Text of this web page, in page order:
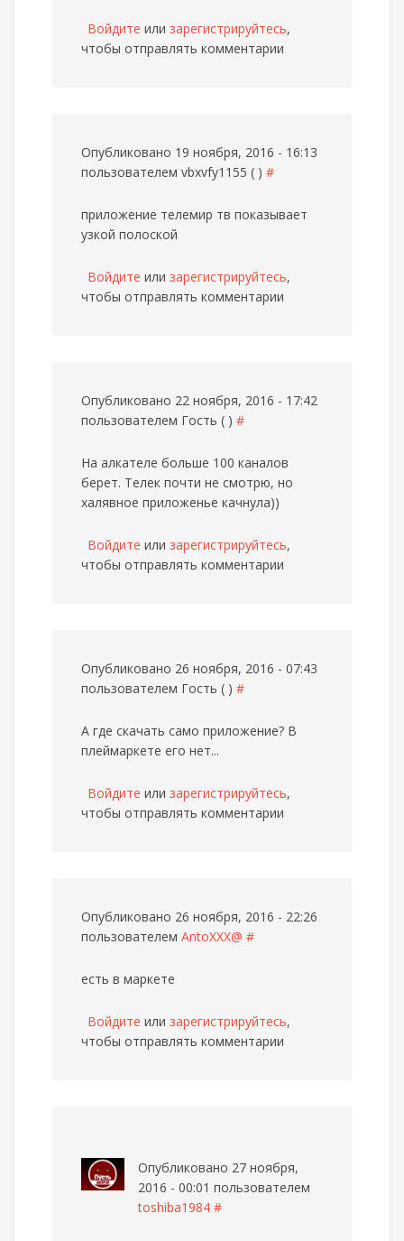
Войдите или зарегистрируйтесь,
чтобы отправлять комментарии
Опубликовано 19 ноября, 2016 - 16:13
пользователем vbxvfy1155 ( ) #
приложение телемир тв показывает
узкой полоской
Войдите или зарегистрируйтесь,
чтобы отправлять комментарии
Опубликовано 22 ноября, 2016 - 17:42
пользователем Гость ( ) #
На алкателе больше 100 каналов
берет. Телек почти не смотрю, но
халявное приложенье качнула))
Войдите или зарегистрируйтесь,
чтобы отправлять комментарии
Опубликовано 26 ноября, 2016 - 07:43
пользователем Гость ( ) #
А где скачать само приложение? В
плеймаркете его нет...
Войдите или зарегистрируйтесь,
чтобы отправлять комментарии
Опубликовано 26 ноября, 2016 - 22:26
пользователем AntoXXX@ #
есть в маркете
Войдите или зарегистрируйтесь,
чтобы отправлять комментарии
Опубликовано 27 ноября,
2016 - 00:01 пользователем
toshiba1984 #